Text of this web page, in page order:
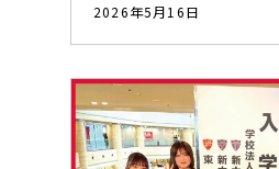
2026年5月16日